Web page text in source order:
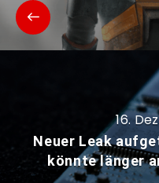
16.
Neuer Leak
könnte länger